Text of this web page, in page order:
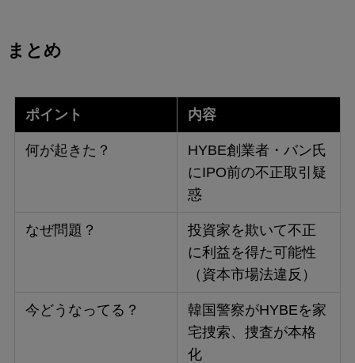
まとめ
ポイント 内容
何が起きた？
HYBE創業者・バン氏
にIPO前の不正取引疑
惑
なぜ問題？
投資家を欺いて不正
に利益を得た可能性
（資本市場法違反）
今どうなってる？
韓国警察がHYBEを家
宅捜索、捜査が本格
化